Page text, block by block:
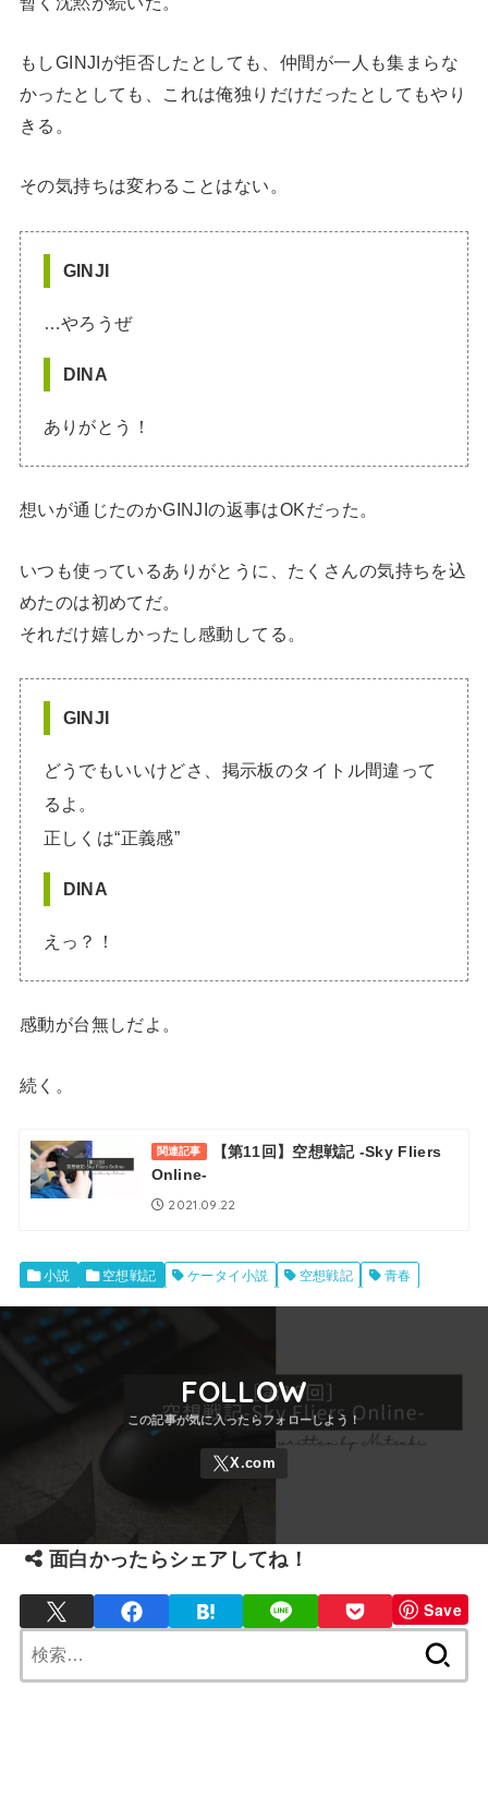
もしGINJIが拒否したとしても、仲間が一人も集まらな
かったとしても、これは俺独りだけだったとしてもやり
きる。
その気持ちは変わることはない。
GINJI
…やろうぜ
DINA
ありがとう！
想いが通じたのかGINJIの返事はOKだった。
いつも使っているありがとうに、たくさんの気持ちを込
めたのは初めてだ。
それだけ嬉しかったし感動してる。
GINJI
どうでもいいけどさ、掲示板のタイトル間違って
るよ。
正しくは“正義感”
DINA
えっ？！
感動が台無しだよ。
続く。
関連記事
【第11回】空想戦記 -Sky Fliers
Online-
2021.09.22
小説 空想戦記 ケータイ小説 空想戦記 青春
FOLLOW
面白かったらシェアしてね！
Save
索: